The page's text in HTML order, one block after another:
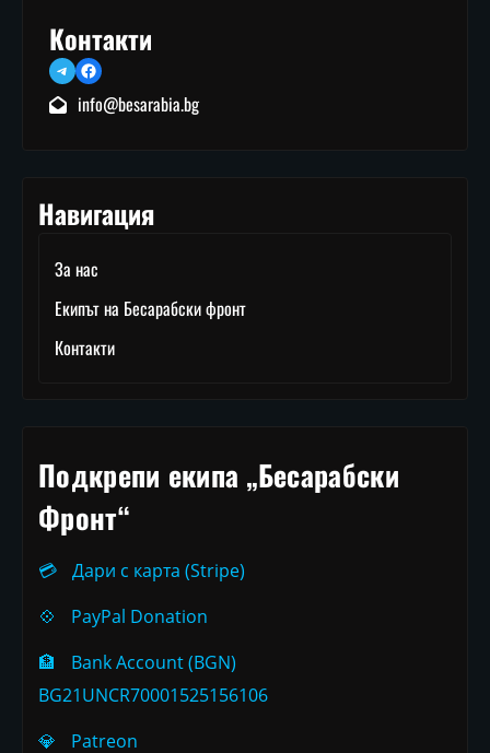
Контакти
TelegramFacebook
info@besarabia.bg
Навигация
За нас
Екипът на Бесарабски фронт
Контакти
Подкрепи екипа „Бесарабски
Фронт“
💳
Дари с карта (Stripe)
💠
PayPal Donation
🏦
Bank Account (BGN)
BG21UNCR70001525156106
💎
Patreon